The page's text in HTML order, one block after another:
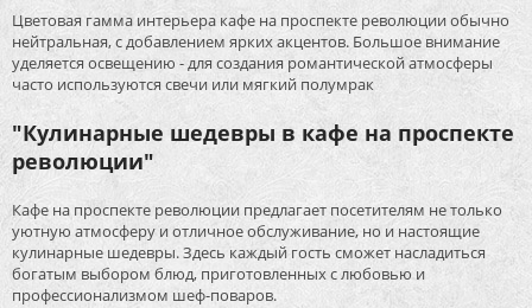
Цветовая гамма интерьера кафе на проспекте революции обычно
нейтральная, с добавлением ярких акцентов. Большое внимание
уделяется освещению - для создания романтической атмосферы
часто используются свечи или мягкий полумрак
"Кулинарные шедевры в кафе на проспекте
революции"
Кафе на проспекте революции предлагает посетителям не только
уютную атмосферу и отличное обслуживание, но и настоящие
кулинарные шедевры. Здесь каждый гость сможет насладиться
богатым выбором блюд, приготовленных с любовью и
профессионализмом шеф-поваров.